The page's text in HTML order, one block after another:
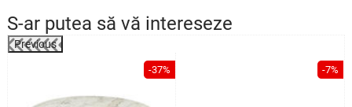
S-ar putea să vă intereseze
Previous
-37% -7%